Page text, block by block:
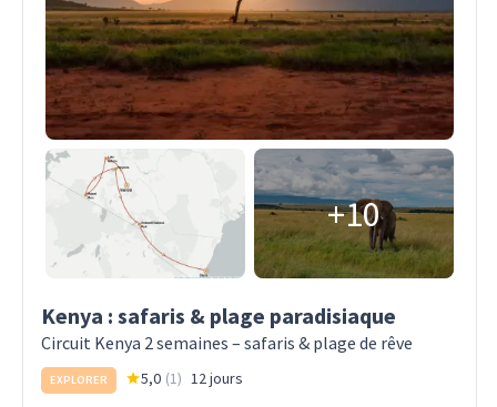
+10
Kenya : safaris & plage paradisiaque
Circuit Kenya 2 semaines – safaris & plage de rêve
EXPLORER 5,0 (1) 12 jours